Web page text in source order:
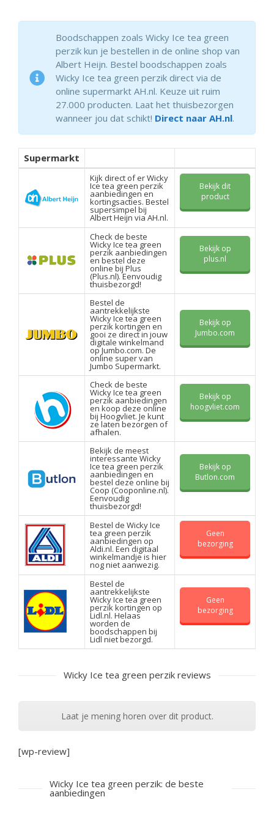
Boodschappen zoals Wicky Ice tea green
perzik kun je bestellen in de online shop van
Albert Heijn. Bestel boodschappen zoals
Wicky Ice tea green perzik direct via de
online supermarkt AH.nl. Keuze uit ruim
27.000 producten. Laat het thuisbezorgen
wanneer jou dat schikt! Direct naar AH.nl.
Supermarkt
Kijk direct of er Wicky
Ice tea green perzik
aanbiedingen en
kortingsacties. Bestel
supersimpel bij
Albert Heijn via AH.nl.
Bekijk dit
product
Check de beste
Wicky Ice tea green
perzik aanbiedingen
en bestel deze
online bij Plus
(Plus.nl). Eenvoudig
thuisbezorgd!
Bekijk op
plus.nl
Bestel de
aantrekkelijkste
Wicky Ice tea green
perzik kortingen en
gooi ze direct in jouw
digitale winkelmand
op Jumbo.com. De
online super van
Jumbo Supermarkt.
Bekijk op
Jumbo.com
Check de beste
Wicky Ice tea green
perzik aanbiedingen
en koop deze online
bij Hoogvliet. Je kunt
ze laten bezorgen of
afhalen.
Bekijk op
hoogvliet.com
Bekijk de meest
interessante Wicky
Ice tea green perzik
aanbiedingen en
bestel deze online bij
Coop (Cooponline.nl).
Eenvoudig
thuisbezorgd!
Bekijk op
Butlon.com
Bestel de Wicky Ice
tea green perzik
aanbiedingen op
Aldi.nl. Een digitaal
winkelmandje is hier
nog niet aanwezig.
Geen
bezorging
Bestel de
aantrekkelijkste
Wicky Ice tea green
perzik kortingen op
Lidl.nl. Helaas
worden de
boodschappen bij
Lidl niet bezorgd.
Geen
bezorging
Wicky Ice tea green perzik reviews
Laat je mening horen over dit product.
[wp-review]
Wicky Ice tea green perzik: de beste
aanbiedingen